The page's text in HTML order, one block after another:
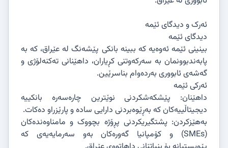
ئەرک و دیدگای ئێمە
دیدگای ئێمە
بینینی ئێمە ئەوەیە کە ببینە بانکی پێشەنگ لە عێراق، کە بە
پابەندبوونمان بە سەرکەوتنی کڕیاران، داهێنانی تەکنەلۆژی و
گەشەی ئابووری بەردەوام بناسرێین.
ئەرکی ئێمە
داهێنان: پێشکەشکردنی نوێترین چارەسەرە بانکییە
دیجیتاڵییەکان کە بەڕێوەبردنی دارایی سادە و پارێزراو دەکات.
بەهێزکردن: پشتگیریکردنی پڕۆژە بچووک و مامناوەندەکان
(SMEs) و کۆمپانیا گەورەکان بەو سەرمایەیەی کە